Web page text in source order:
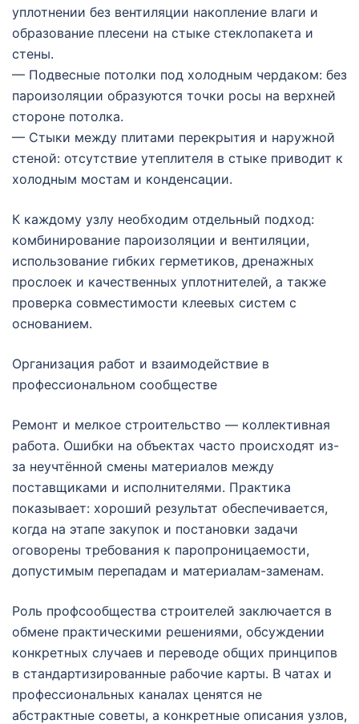
уплотнении без вентиляции накопление влаги и
образование плесени на стыке стеклопакета и
стены.
— Подвесные потолки под холодным чердаком: без
пароизоляции образуются точки росы на верхней
стороне потолка.
— Стыки между плитами перекрытия и наружной
стеной: отсутствие утеплителя в стыке приводит к
холодным мостам и конденсации.
К каждому узлу необходим отдельный подход:
комбинирование пароизоляции и вентиляции,
использование гибких герметиков, дренажных
прослоек и качественных уплотнителей, а также
проверка совместимости клеевых систем с
основанием.
Организация работ и взаимодействие в
профессиональном сообществе
Ремонт и мелкое строительство — коллективная
работа. Ошибки на объектах часто происходят из-
за неучтённой смены материалов между
поставщиками и исполнителями. Практика
показывает: хороший результат обеспечивается,
когда на этапе закупок и постановки задачи
оговорены требования к паропроницаемости,
допустимым перепадам и материалам-заменам.
Роль профсообщества строителей заключается в
обмене практическими решениями, обсуждении
конкретных случаев и переводе общих принципов
в стандартизированные рабочие карты. В чатах и
профессиональных каналах ценятся не
абстрактные советы, а конкретные описания узлов,